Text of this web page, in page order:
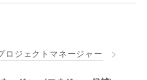
ロジェクトマネージャー